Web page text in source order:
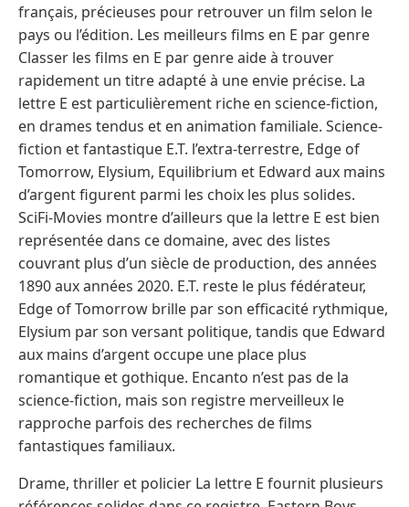
français, précieuses pour retrouver un film selon le
pays ou l’édition. Les meilleurs films en E par genre
Classer les films en E par genre aide à trouver
rapidement un titre adapté à une envie précise. La
lettre E est particulièrement riche en science-fiction,
en drames tendus et en animation familiale. Science-
fiction et fantastique E.T. l’extra-terrestre, Edge of
Tomorrow, Elysium, Equilibrium et Edward aux mains
d’argent figurent parmi les choix les plus solides.
SciFi-Movies montre d’ailleurs que la lettre E est bien
représentée dans ce domaine, avec des listes
couvrant plus d’un siècle de production, des années
1890 aux années 2020. E.T. reste le plus fédérateur,
Edge of Tomorrow brille par son efficacité rythmique,
Elysium par son versant politique, tandis que Edward
aux mains d’argent occupe une place plus
romantique et gothique. Encanto n’est pas de la
science-fiction, mais son registre merveilleux le
rapproche parfois des recherches de films
fantastiques familiaux.
Drame, thriller et policier La lettre E fournit plusieurs